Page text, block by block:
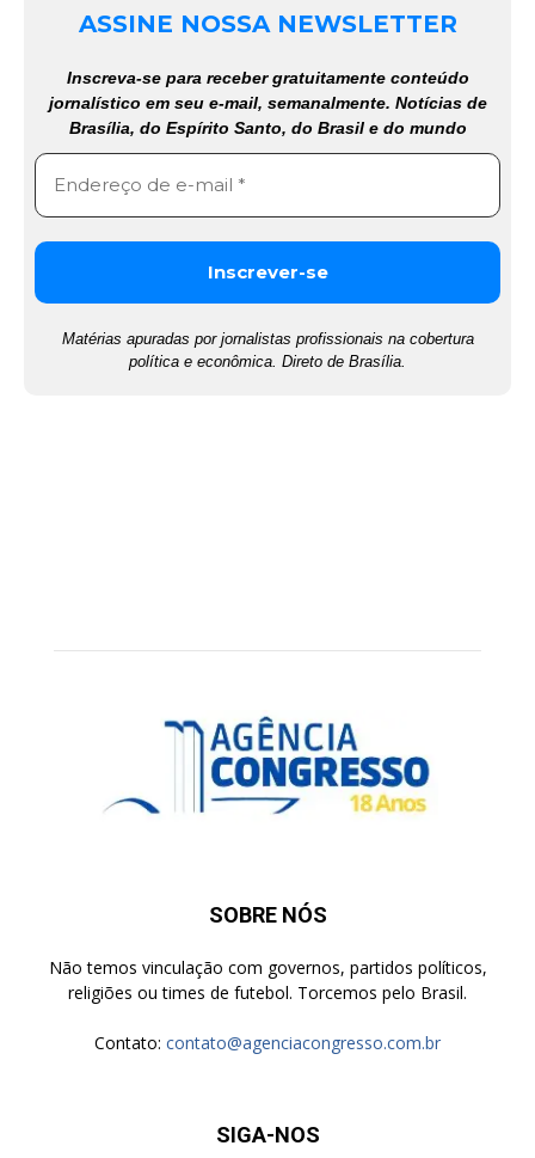
ASSINE NOSSA NEWSLETTER
Inscreva-se para receber gratuitamente conteúdo
jornalístico em seu e-mail, semanalmente. Notícias de
Brasília, do Espírito Santo, do Brasil e do mundo
Matérias apuradas por jornalistas profissionais na cobertura
política e econômica. Direto de Brasília.
SOBRE NÓS
Não temos vinculação com governos, partidos políticos,
religiões ou times de futebol. Torcemos pelo Brasil.
Contato: contato@agenciacongresso.com.br
SIGA-NOS